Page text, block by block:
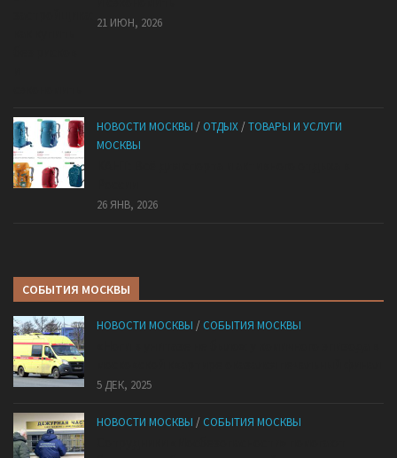
21 ИЮН, 2026
НОВОСТИ МОСКВЫ / ОТДЫХ /ТОВАРЫ И УСЛУГИ
МОСКВЫ
26 ЯНВ, 2026
СОБЫТИЯ МОСКВЫ
НОВОСТИ МОСКВЫ / СОБЫТИЯ МОСКВЫ
5 ДЕК, 2025
НОВОСТИ МОСКВЫ / СОБЫТИЯ МОСКВЫ